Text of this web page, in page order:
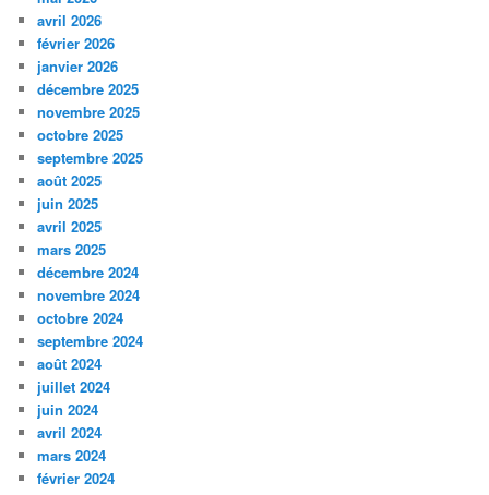
avril 2026
février 2026
janvier 2026
décembre 2025
novembre 2025
octobre 2025
septembre 2025
août 2025
juin 2025
avril 2025
mars 2025
décembre 2024
novembre 2024
octobre 2024
septembre 2024
août 2024
juillet 2024
juin 2024
avril 2024
mars 2024
février 2024